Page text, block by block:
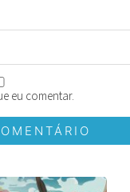
eu comentar.